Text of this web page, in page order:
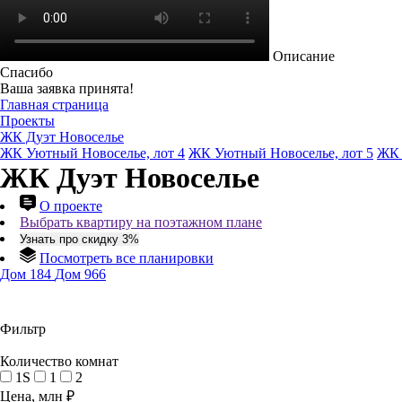
Описание
Спасибо
Ваша заявка принята!
Главная страница
Проекты
ЖК Дуэт Новоселье
ЖК Уютный Новоселье, лот 4 ЖК Уютный Новоселье, лот 5 ЖК
ЖК Дуэт Новоселье
О проекте
Выбрать квартиру на поэтажном плане
Узнать про скидку 3%
Посмотреть все планировки
Дом 184 Дом 966
Фильтр
Количество комнат
1S
1
2
Цена, млн ₽